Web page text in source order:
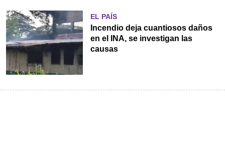
EL PAÍS
Incendio deja cuantiosos daños
en el INA, se investigan las
causas